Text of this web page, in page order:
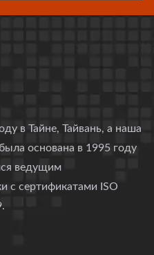
в Тайне, Тайвань, а наша
основана в 1995 году
ведущим
с сертификатами ISO